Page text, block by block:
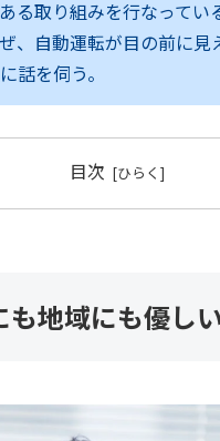
る取り組みを行なって
、自動運転が目の前に
話を伺う。
目次
地域にも優し